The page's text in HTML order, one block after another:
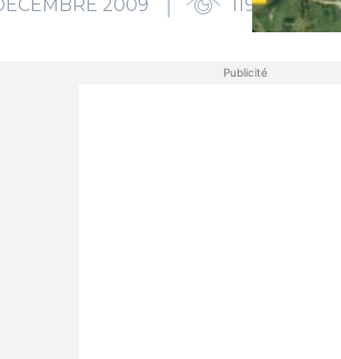
2009 11962
Publicité